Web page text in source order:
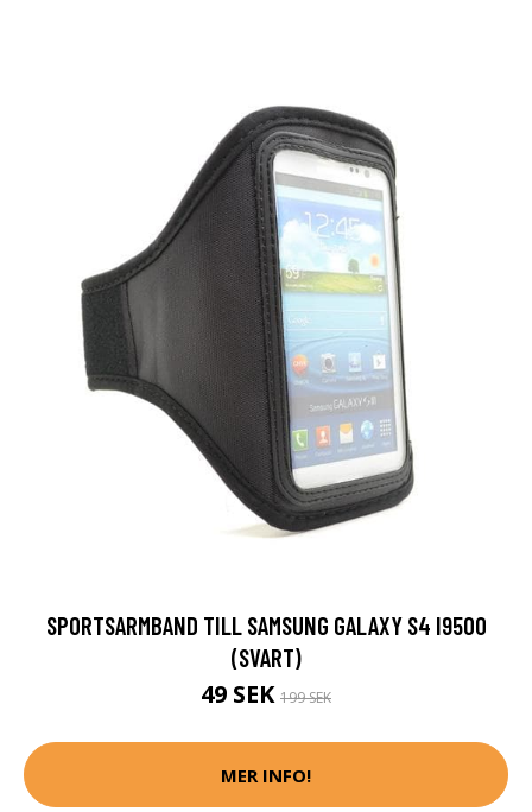
SPORTSARMBAND TILL SAMSUNG GALAXY S4 I9500
(SVART)
49 SEK 199 SEK
MER INFO!